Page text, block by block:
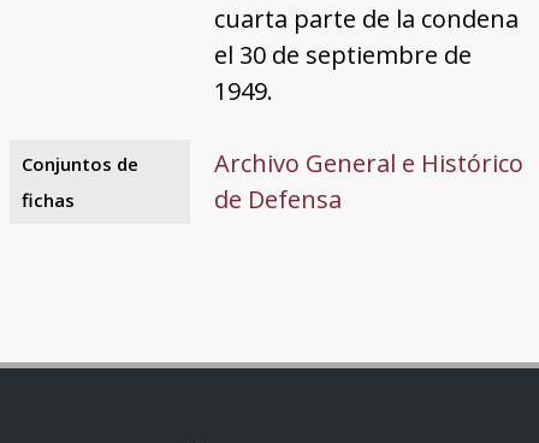
cuarta parte de la condena
el 30 de septiembre de
1949.
Conjuntos de
fichas
Archivo General e Histórico
de Defensa